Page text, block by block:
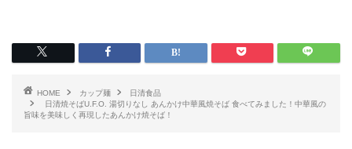
HOME カップ麺
日清食品
日清焼そばU.F.O. 湯切りなし あんかけ中華風焼そば 食べてみました！中華風の
旨味を美味しく再現したあんかけ焼そば！